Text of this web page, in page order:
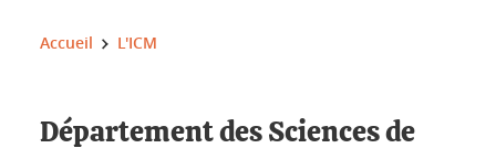
Vous êtes ici :
Accueil L'ICM
Département des Sciences de